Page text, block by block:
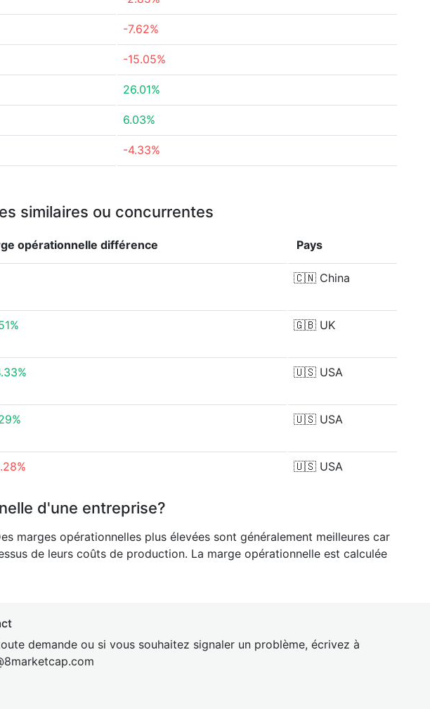
-7.62%
-15.05%
26.01%
6.03%
-4.33%
similaires ou concurrentes
opérationnelle différence Pays
🇨🇳 China
🇬🇧 UK
🇺🇸 USA
🇺🇸 USA
🇺🇸 USA
d'une entreprise?
marges opérationnelles plus élevées sont généralement meilleures car
de leurs coûts de production. La marge opérationnelle est calculée
demande ou si vous souhaitez signaler un problème, écrivez à
cap.com